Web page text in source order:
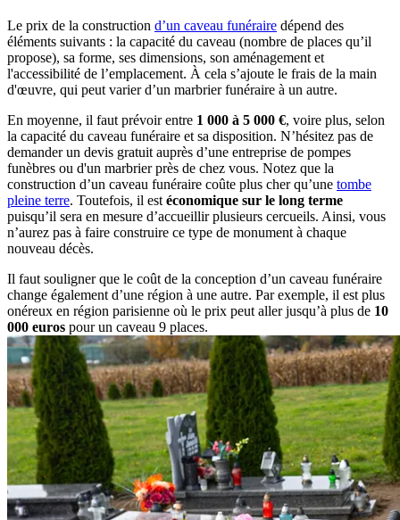
Le prix de la construction d’un caveau funéraire dépend des
éléments suivants : la capacité du caveau (nombre de places qu’il
propose), sa forme, ses dimensions, son aménagement et
l'accessibilité de l’emplacement. À cela s’ajoute le frais de la main
d'œuvre, qui peut varier d’un marbrier funéraire à un autre.
En moyenne, il faut prévoir entre 1 000 à 5 000 €, voire plus, selon
la capacité du caveau funéraire et sa disposition. N’hésitez pas de
demander un devis gratuit auprès d’une entreprise de pompes
funèbres ou d'un marbrier près de chez vous. Notez que la
construction d’un caveau funéraire coûte plus cher qu’une tombe
pleine terre. Toutefois, il est économique sur le long terme
puisqu’il sera en mesure d’accueillir plusieurs cercueils. Ainsi, vous
n’aurez pas à faire construire ce type de monument à chaque
nouveau décès.
Il faut souligner que le coût de la conception d’un caveau funéraire
change également d’une région à une autre. Par exemple, il est plus
onéreux en région parisienne où le prix peut aller jusqu’à plus de 10
000 euros pour un caveau 9 places.